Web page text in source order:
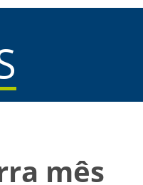
mês